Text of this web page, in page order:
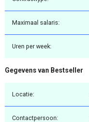
Maximaal salaris:
Uren per week:
Gegevens van Bestseller
Locatie:
Contactpersoon: